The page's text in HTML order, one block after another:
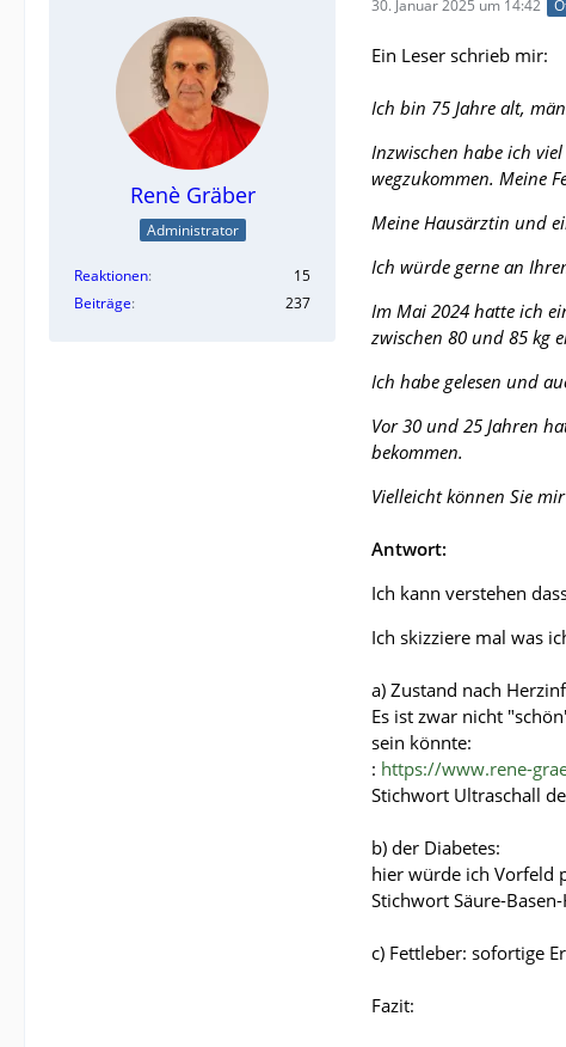
Renè Gräber
Administrator
Reaktionen
15
Beiträge
237
30. Januar 2025 um 14:42
Ein Leser schrieb mir:
Ich bin 75 Jahre alt,
Inzwischen habe ich
wegzukommen. Meine
Meine Hausärztin und
Ich würde gerne an
Im Mai 2024 hatte ich
zwischen 80 und 85 kg
Ich habe gelesen und
Vor 30 und 25 Jahren
bekommen.
Vielleicht können Sie
Antwort:
Ich kann verstehen
Ich skizziere mal was
a) Zustand nach
Es ist zwar nicht
sein könnte:
: https://www.rene-
Stichwort Ultraschall
b) der Diabetes:
hier würde ich Vorfeld
Stichwort Säure-
c) Fettleber: sofortige
Fazit: